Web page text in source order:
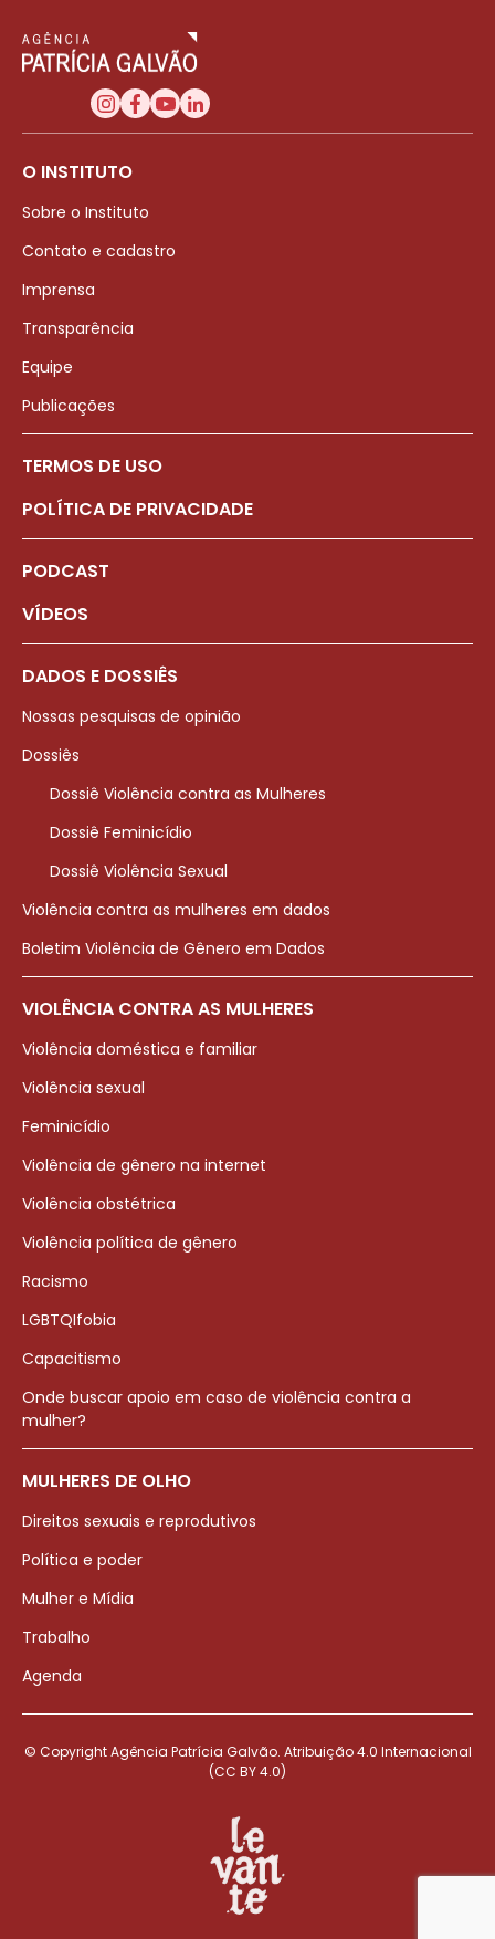
O INSTITUTO
Sobre o Instituto
Contato e cadastro
Imprensa
Transparência
Equipe
Publicações
TERMOS DE USO
POLÍTICA DE PRIVACIDADE
PODCAST
VÍDEOS
DADOS E DOSSIÊS
Nossas pesquisas de opinião
Dossiês
Dossiê Violência contra as Mulheres
Dossiê Feminicídio
Dossiê Violência Sexual
Violência contra as mulheres em dados
Boletim Violência de Gênero em Dados
VIOLÊNCIA CONTRA AS MULHERES
Violência doméstica e familiar
Violência sexual
Feminicídio
Violência de gênero na internet
Violência obstétrica
Violência política de gênero
Racismo
LGBTQIfobia
Capacitismo
Onde buscar apoio em caso de violência contra a
mulher?
MULHERES DE OLHO
Direitos sexuais e reprodutivos
Política e poder
Mulher e Mídia
Trabalho
Agenda
© Copyright Agência Patrícia Galvão. Atribuição 4.0 Internacional
(CC BY 4.0)